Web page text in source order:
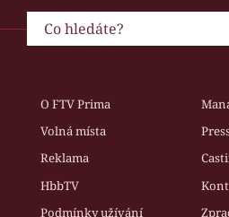
O FTV Prima
Volná místa
Reklama
HbbTV
Podmínky užívání